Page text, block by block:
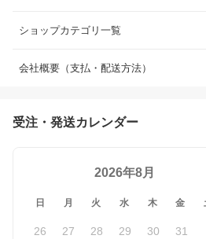
ショップカテゴリ一覧
会社概要（支払・配送方法）
受注・発送カレンダー
2026年8月
日 月 火 水 木 金
26 27 28 29 30 31